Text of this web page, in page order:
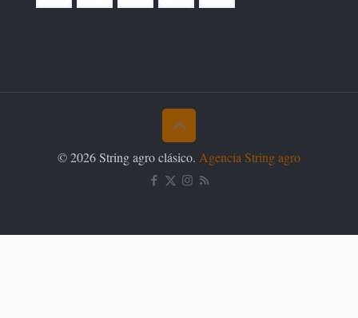
© 2026 String agro clásico. Agencia String agro